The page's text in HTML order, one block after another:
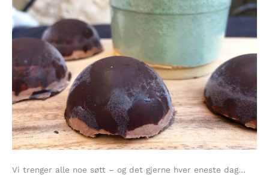
Vi trenger alle noe søtt – og det gjerne hver eneste dag…